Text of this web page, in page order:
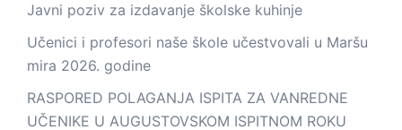
Javni poziv za izdavanje školske kuhinje
Učenici i profesori naše škole učestvovali u Maršu
mira 2026. godine
RASPORED POLAGANJA ISPITA ZA VANREDNE
UČENIKE U AUGUSTOVSKOM ISPITNOM ROKU